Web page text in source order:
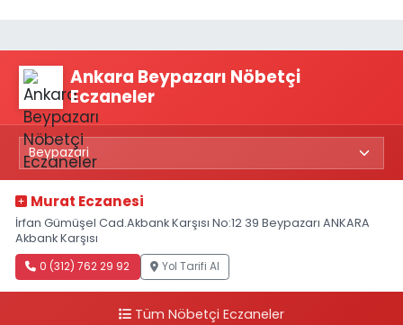
Ankara Beypazarı Nöbetçi
Eczaneler
Murat Eczanesi
İrfan Gümüşel Cad.Akbank Karşısı No:12 39 Beypazarı ANKARA
Akbank Karşısı
0 (312) 762 29 92 Yol Tarifi Al
Tüm Nöbetçi Eczaneler